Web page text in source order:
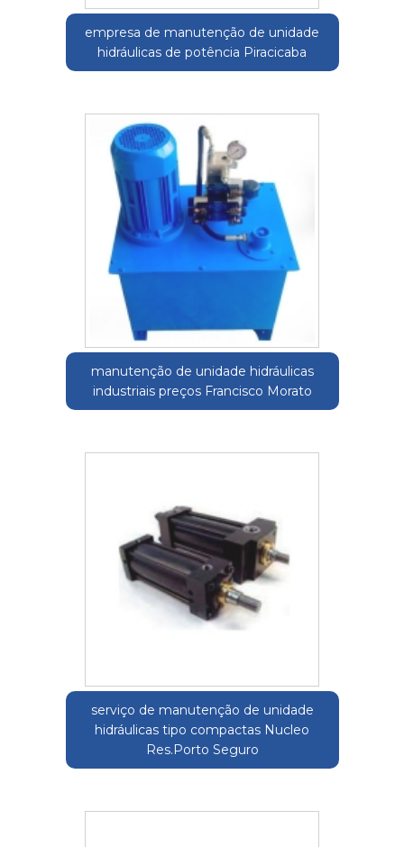
empresa de manutenção de unidade
hidráulicas de potência Piracicaba
manutenção de unidade hidráulicas
industriais preços Francisco Morato
serviço de manutenção de unidade
hidráulicas tipo compactas Nucleo
Res.Porto Seguro